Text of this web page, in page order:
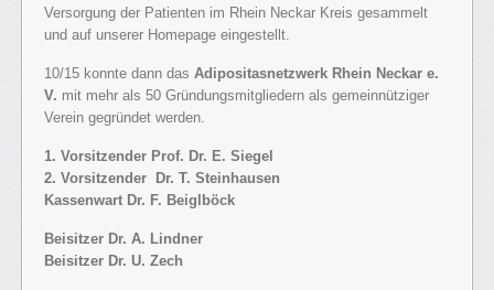
Versorgung der Patienten im Rhein Neckar Kreis gesammelt
und auf unserer Homepage eingestellt.
10/15 konnte dann das Adipositasnetzwerk Rhein Neckar e.
V. mit mehr als 50 Gründungsmitgliedern als gemeinnütziger
Verein gegründet werden.
1. Vorsitzender Prof. Dr. E. Siegel
2. Vorsitzender Dr. T. Steinhausen
Kassenwart Dr. F. Beiglböck
Beisitzer Dr. A. Lindner
Beisitzer Dr. U. Zech